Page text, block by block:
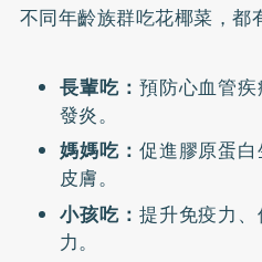
不同年齡族群吃花椰菜，都
長輩吃： 預防心血管
發炎。
媽媽吃： 促進膠原蛋
皮膚。
小孩吃： 提升免疫力
力。